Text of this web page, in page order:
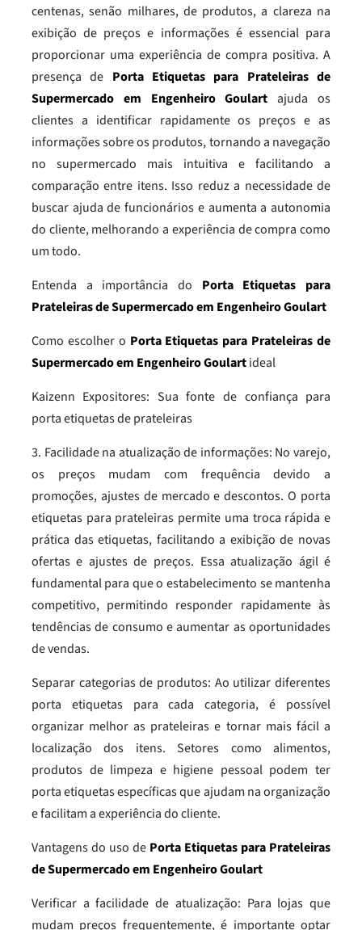
centenas, senão milhares, de produtos, a clareza na
exibição de preços e informações é essencial para
proporcionar uma experiência de compra positiva. A
presença de Porta Etiquetas para Prateleiras de
Supermercado em Engenheiro Goulart ajuda os
clientes a identificar rapidamente os preços e as
informações sobre os produtos, tornando a navegação
no supermercado mais intuitiva e facilitando a
comparação entre itens. Isso reduz a necessidade de
buscar ajuda de funcionários e aumenta a autonomia
do cliente, melhorando a experiência de compra como
um todo.
Entenda a importância do Porta Etiquetas para
Prateleiras de Supermercado em Engenheiro Goulart
Como escolher o Porta Etiquetas para Prateleiras de
Supermercado em Engenheiro Goulartideal
Kaizenn Expositores: Sua fonte de confiança para
porta etiquetas de prateleiras
3. Facilidade na atualização de informações: No varejo,
os preços mudam com frequência devido a
promoções, ajustes de mercado e descontos. O porta
etiquetas para prateleiras permite uma troca rápida e
prática das etiquetas, facilitando a exibição de novas
ofertas e ajustes de preços. Essa atualização ágil é
fundamental para que o estabelecimento se mantenha
competitivo, permitindo responder rapidamente às
tendências de consumo e aumentar as oportunidades
de vendas.
Separar categorias de produtos: Ao utilizar diferentes
porta etiquetas para cada categoria, é possível
organizar melhor as prateleiras e tornar mais fácil a
localização dos itens. Setores como alimentos,
produtos de limpeza e higiene pessoal podem ter
porta etiquetas específicas que ajudam na organização
e facilitam a experiência do cliente.
Vantagens do uso de Porta Etiquetas para Prateleiras
de Supermercado em Engenheiro Goulart
Verificar a facilidade de atualização: Para lojas que
mudam preços frequentemente, é importante optar